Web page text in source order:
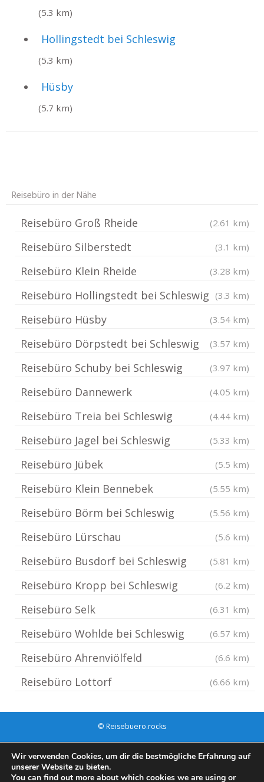
(5.3 km)
Hollingstedt bei Schleswig
(5.3 km)
Hüsby
(5.7 km)
Reisebüro in der Nähe
Reisebüro Groß Rheide (2.61 km)
Reisebüro Silberstedt (3.1 km)
Reisebüro Klein Rheide (3.28 km)
Reisebüro Hollingstedt bei Schleswig (3.3 km)
Reisebüro Hüsby (3.54 km)
Reisebüro Dörpstedt bei Schleswig (3.57 km)
Reisebüro Schuby bei Schleswig (3.97 km)
Reisebüro Dannewerk (4.05 km)
Reisebüro Treia bei Schleswig (4.44 km)
Reisebüro Jagel bei Schleswig (5.33 km)
Reisebüro Jübek (5.5 km)
Reisebüro Klein Bennebek (5.55 km)
Reisebüro Börm bei Schleswig (5.56 km)
Reisebüro Lürschau (5.6 km)
Reisebüro Busdorf bei Schleswig (5.81 km)
Reisebüro Kropp bei Schleswig (6.2 km)
Reisebüro Selk (6.31 km)
Reisebüro Wohlde bei Schleswig (6.57 km)
Reisebüro Ahrenviölfeld (6.6 km)
Reisebüro Lottorf (6.66 km)
© Reisebuero.rocks
Wir verwenden Cookies, um dir die bestmögliche Erfahrung auf
unserer Website zu bieten.
You can find out more about which cookies we are using or